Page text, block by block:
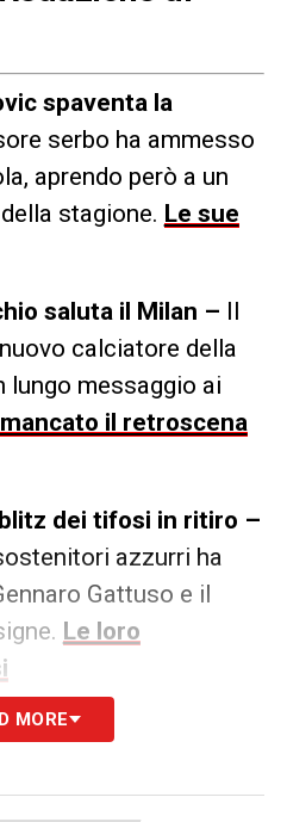
spaventa la
serbo ha ammesso
aprendo però a un
stagione. Le sue
saluta il Milan –
calciatore della
lungo messaggio ai
mancato il retroscena
dei tifosi in ritiro –
azzurri ha
Gattuso e il
Le loro
MORE